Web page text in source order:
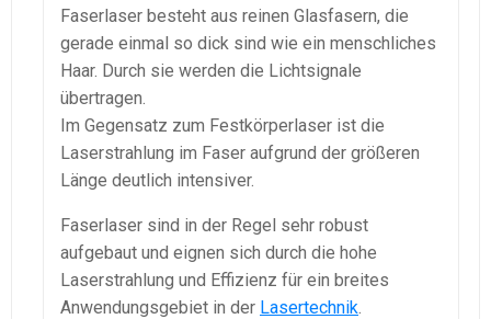
Faserlaser besteht aus reinen Glasfasern, die
gerade einmal so dick sind wie ein menschliches
Haar. Durch sie werden die Lichtsignale
übertragen.
Im Gegensatz zum Festkörperlaser ist die
Laserstrahlung im Faser aufgrund der größeren
Länge deutlich intensiver.
Faserlaser sind in der Regel sehr robust
aufgebaut und eignen sich durch die hohe
Laserstrahlung und Effizienz für ein breites
Anwendungsgebiet in der Lasertechnik